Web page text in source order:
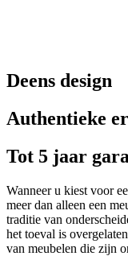
Deens design
Authentieke
Tot 5 jaar
Wanneer u kiest voor
meer dan alleen een
traditie van
het toeval is
van meubelen die zijn